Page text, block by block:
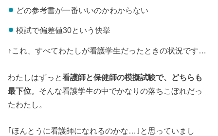
どの参考書が一番いいのかわからない
模試で偏差値30という快挙
↑これ、すべてわたしが看護学生だったときの状況です…
わたしはずっと看護師と保健師の模擬試験で、 どちらも
最下位。そんな看護学生の中でかなりの落ちこぼれだっ
たわたし。
｢ほんとうに看護師になれるのかな…｣と思っていまし